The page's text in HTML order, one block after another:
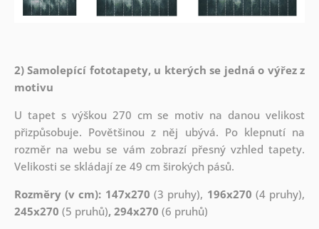
2) Samolepící fototapety, u kterých se jedná o výřez z
motivu
U tapet s výškou 270 cm se motiv na danou velikost
přizpůsobuje. Povětšinou z něj ubývá. Po klepnutí na
rozměr na webu se vám zobrazí přesný vzhled tapety.
Velikosti se skládají ze 49 cm širokých pásů.
Rozměry (v cm): 147x270 (3 pruhy), 196x270 (4 pruhy),
245x270 (5 pruhů), 294x270 (6 pruhů)